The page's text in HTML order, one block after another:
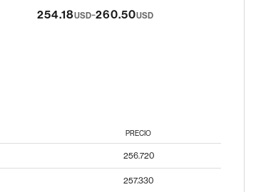
254.18USD-260.50USD
PRECIO
256.720
257.330